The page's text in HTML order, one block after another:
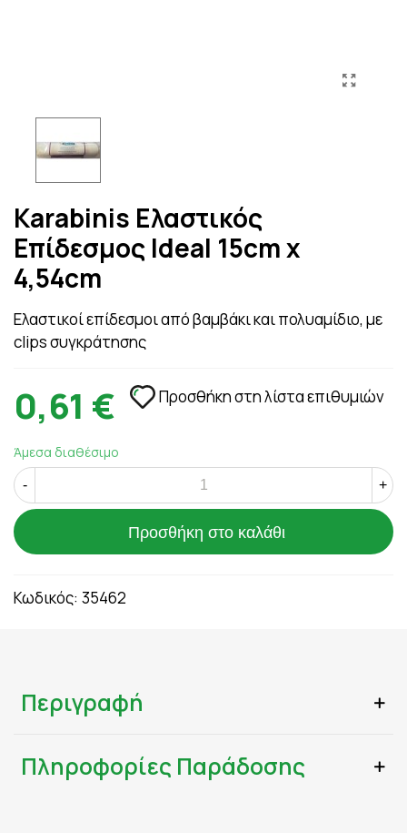
Karabinis Ελαστικός
Επίδεσμος Ideal 15cm x
4,54cm
Eλαστικοί επίδεσμοι από βαμβάκι και πολυαμίδιο, με
clips συγκράτησης
0,61 € Προσθήκη στη λίστα επιθυμιών
Άμεσα διαθέσιμο
- +
Προσθήκη στο καλάθι
Κωδικός: 35462
Περιγραφή
Πληροφορίες Παράδοσης